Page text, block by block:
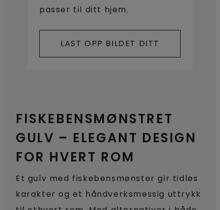
passer til ditt hjem.
LAST OPP BILDET DITT
FISKEBENSMØNSTRET
GULV – ELEGANT DESIGN
FOR HVERT ROM
Et gulv med fiskebensmønster gir tidløs
karakter og et håndverksmessig uttrykk